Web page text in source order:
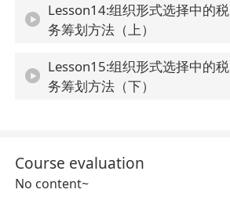
Lesson14:组织形式选择中的税
务筹划方法（上）
Lesson15:组织形式选择中的税
务筹划方法（下）
Course evaluation
No content~